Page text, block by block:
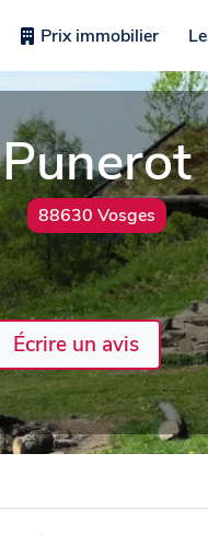
Prix immobilier
Punerot
88630 Vosges
Écrire un avis